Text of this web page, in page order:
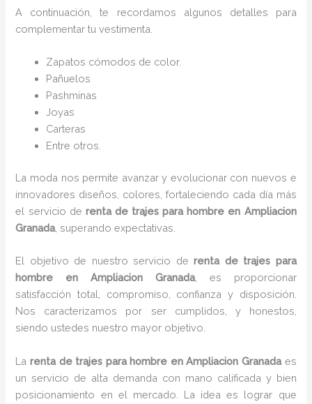
A continuación, te recordamos algunos detalles para
complementar tu vestimenta.
Zapatos cómodos de color.
Pañuelos
Pashminas
Joyas
Carteras
Entre otros.
La moda nos permite avanzar y evolucionar con nuevos e
innovadores diseños, colores, fortaleciendo cada día más
el servicio de renta de trajes para hombre en Ampliacion
Granada, superando expectativas.
El objetivo de nuestro servicio derenta de trajes para
hombre en Ampliacion Granada, es proporcionar
satisfacción total, compromiso, confianza y disposición.
Nos caracterizamos por ser cumplidos, y honestos,
siendo ustedes nuestro mayor objetivo.
Larenta de trajes para hombre en Ampliacion Granada es
un servicio de alta demanda con mano calificada y bien
posicionamiento en el mercado. La idea es lograr que